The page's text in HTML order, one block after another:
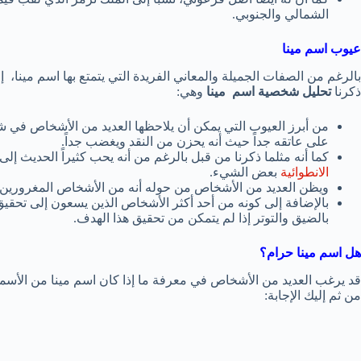
الشمالي والجنوبي.
عيوب اسم مينا
بالرغم من الصفات الجميلة والمعاني الفريدة التي يتمتع بها اسم
ذكرناتحليل شخصية اسم مينا وهي:
من أبرز العيوب التي يمكن أن يلاحظها العديد من الأشخاص في
على عاتقه جداً حيث أنه يحزن من النقد ويغضب جداً.
كما أنه مثلما ذكرنا من قبل بالرغم من أنه يحب كثيراً الحديث
الانطوائية بعض الشيء.
ويظن العديد من الأشخاص من حوله أنه من الأشخاص المغرورين
بالإضافة إلى كونه من أحد أكثر الأشخاص الذين يسعون إلى
بالضيق والتوتر إذا لم يتمكن من تحقيق هذا الهدف.
هل اسم مينا حرام؟
قد يرغب العديد من الأشخاص في معرفة ما إذا كان اسم مينا من
من ثم إليك الإجابة: